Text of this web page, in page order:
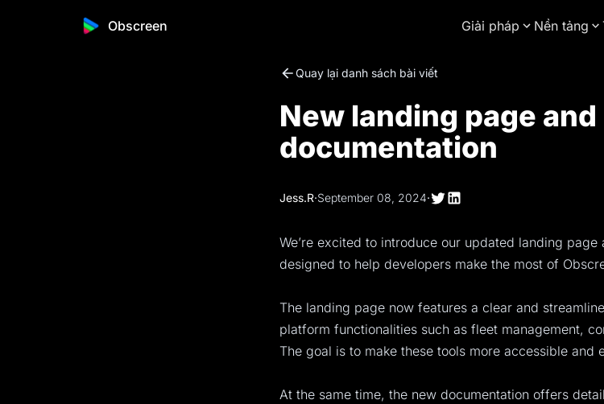
Obscreen Giải pháp Nền tảng
Quay lại danh sách bài viết
New landing page and
documentation
Jess.R·September 08, 2024·
We’re excited to introduce our updated landing
designed to help developers make the most of
The landing page now features a clear and
platform functionalities such as fleet management,
The goal is to make these tools more accessible and
At the same time, the new documentation offers